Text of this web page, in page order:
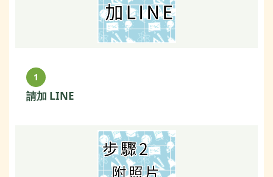
1
請加 LINE